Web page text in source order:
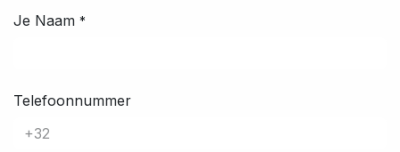
Je Naam *
Telefoonnummer